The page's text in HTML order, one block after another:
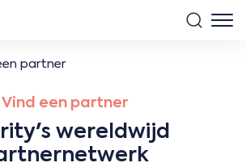
partner
Vind een partner
wereldwijd